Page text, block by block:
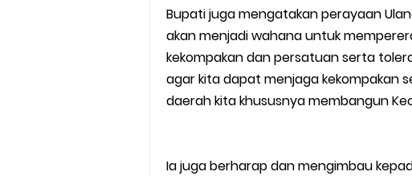
Bupati juga mengatakan perayaan
akan menjadi wahana untuk
kekompakan dan persatuan serta
agar kita dapat menjaga kekompakan
daerah kita khususnya membangun
Ia juga berharap dan mengimbau